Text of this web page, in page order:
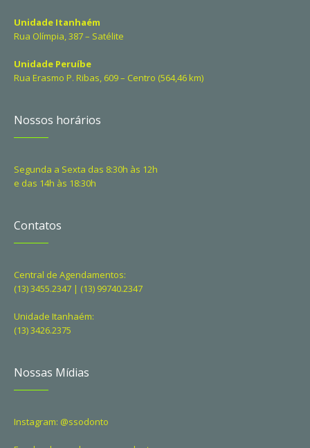
Unidade Itanhaém
Rua Olímpia, 387 – Satélite
Unidade Peruíbe
Rua Erasmo P. Ribas, 609 – Centro (564,46 km)
Nossos horários
Segunda a Sexta das 8:30h às 12h
e das 14h às 18:30h
Contatos
Central de Agendamentos:
(13) 3455.2347 | (13) 99740.2347
Unidade Itanhaém:
(13) 3426.2375
Nossas Mídias
Instagram: @ssodonto